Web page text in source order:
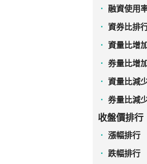
融資使用
資券比排
資量比增
券量比增
資量比減
券量比減
收盤價排行
漲幅排行
跌幅排行